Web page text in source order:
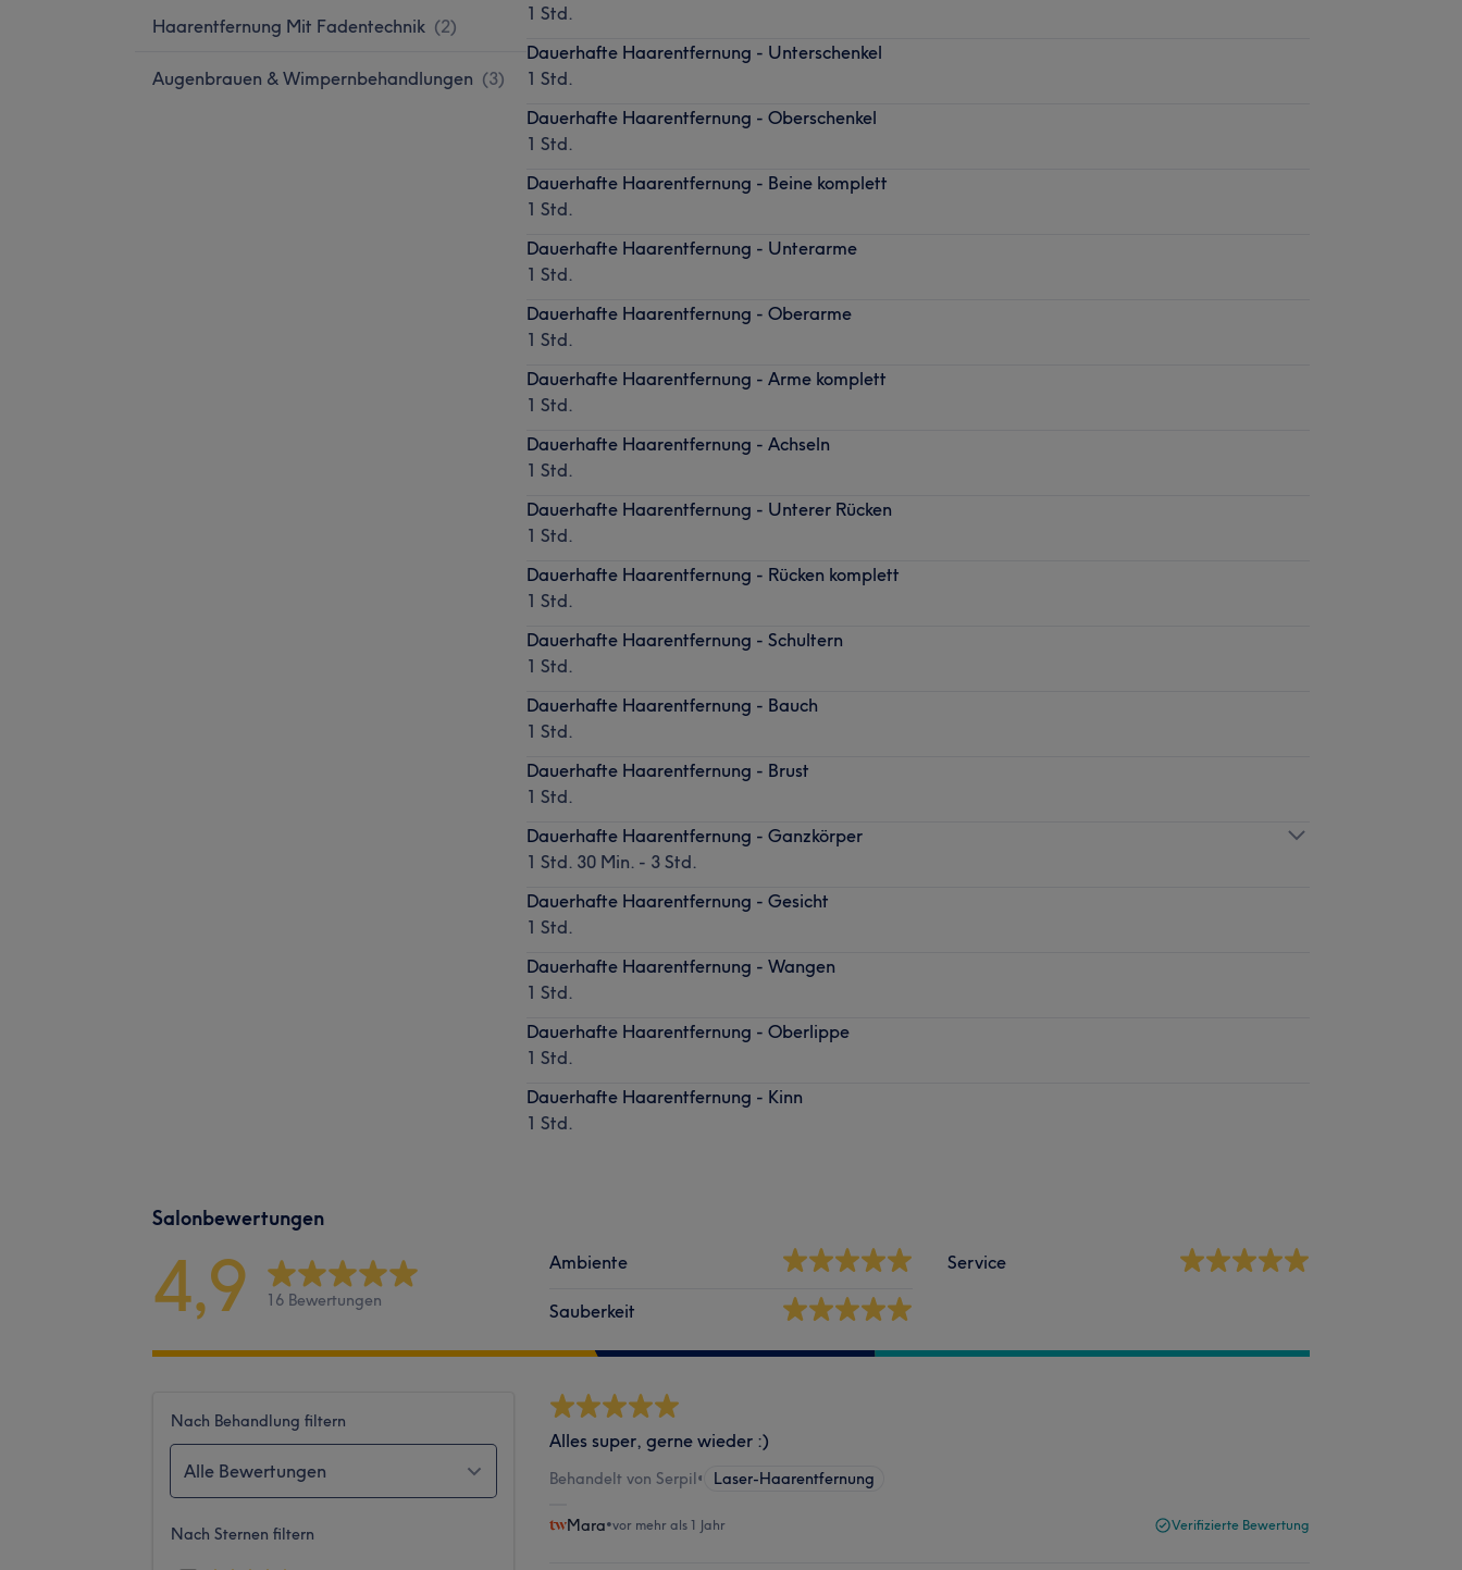
Haarentfernung Mit Fadentechnik (2)
Augenbrauen & Wimpernbehandlungen (3)
1 Std.
Dauerhafte Haarentfernung - Unterschenkel
1 Std.
Dauerhafte Haarentfernung - Oberschenkel
1 Std.
Dauerhafte Haarentfernung - Beine komplett
1 Std.
Dauerhafte Haarentfernung - Unterarme
1 Std.
Dauerhafte Haarentfernung - Oberarme
1 Std.
Dauerhafte Haarentfernung - Arme komplett
1 Std.
Dauerhafte Haarentfernung - Achseln
1 Std.
Dauerhafte Haarentfernung - Unterer Rücken
1 Std.
Dauerhafte Haarentfernung - Rücken komplett
1 Std.
Dauerhafte Haarentfernung - Schultern
1 Std.
Dauerhafte Haarentfernung - Bauch
1 Std.
Dauerhafte Haarentfernung - Brust
1 Std.
Dauerhafte Haarentfernung - Ganzkörper
1 Std. 30 Min. - 3 Std.
Dauerhafte Haarentfernung - Gesicht
1 Std.
Dauerhafte Haarentfernung - Wangen
1 Std.
Dauerhafte Haarentfernung - Oberlippe
1 Std.
Dauerhafte Haarentfernung - Kinn
1 Std.
Salonbewertungen
4,9 16 Bewertungen
Ambiente
Sauberkeit
Service
Nach Behandlung filtern
Alle Bewertungen
Nach Sternen filtern
Alles super, gerne wieder :)
Behandelt von Serpil• Laser-Haarentfernung
Mara•vor mehr als 1 Jahr Verifizierte Bewertung